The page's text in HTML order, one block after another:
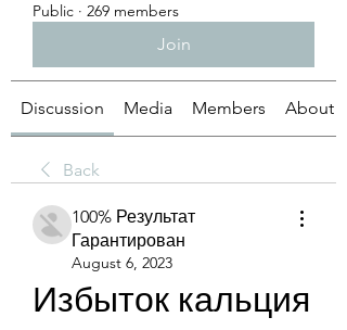
Public · 269 members
Join
Discussion Media Members About
Back
100% Результат
Гарантирован
August 6, 2023
Избыток кальция